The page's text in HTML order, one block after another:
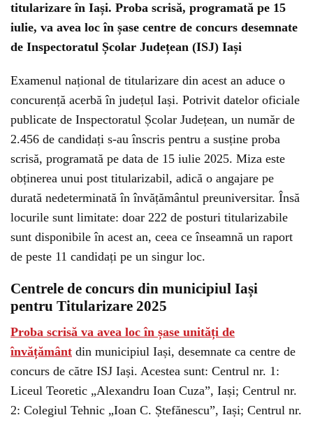
titularizare în Iași. Proba scrisă, programată pe 15
iulie, va avea loc în șase centre de concurs desemnate
de Inspectoratul Școlar Județean (ISJ) Iași
Examenul național de titularizare din acest an aduce o
concurență acerbă în județul Iași. Potrivit datelor oficiale
publicate de Inspectoratul Școlar Județean, un număr de
2.456 de candidați s-au înscris pentru a susține proba
scrisă, programată pe data de 15 iulie 2025. Miza este
obținerea unui post titularizabil, adică o angajare pe
durată nedeterminată în învățământul preuniversitar. Însă
locurile sunt limitate: doar 222 de posturi titularizabile
sunt disponibile în acest an, ceea ce înseamnă un raport
de peste 11 candidați pe un singur loc.
Centrele de concurs din municipiul Iași
pentru Titularizare 2025
Proba scrisă va avea loc în șase unități de
învățământ din municipiul Iași, desemnate ca centre de
concurs de către ISJ Iași. Acestea sunt: Centrul nr. 1:
Liceul Teoretic „Alexandru Ioan Cuza”, Iași; Centrul nr.
2: Colegiul Tehnic „Ioan C. Ștefănescu”, Iași; Centrul nr.